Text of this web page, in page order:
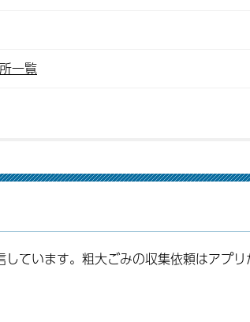
一覧
ています。粗大ごみの収集依頼はアプ